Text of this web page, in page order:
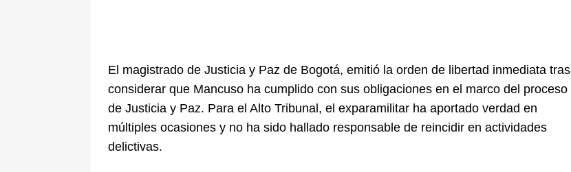
El magistrado de Justicia y Paz de Bogotá, emitió la orden de libertad inmediata tras
considerar que Mancuso ha cumplido con sus obligaciones en el marco del proceso
de Justicia y Paz. Para el Alto Tribunal, el exparamilitar ha aportado verdad en
múltiples ocasiones y no ha sido hallado responsable de reincidir en actividades
delictivas.